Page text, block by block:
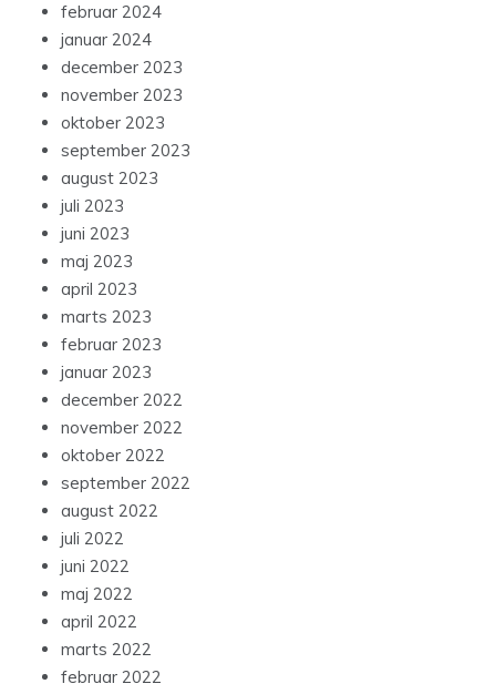
februar 2024
januar 2024
december 2023
november 2023
oktober 2023
september 2023
august 2023
juli 2023
juni 2023
maj 2023
april 2023
marts 2023
februar 2023
januar 2023
december 2022
november 2022
oktober 2022
september 2022
august 2022
juli 2022
juni 2022
maj 2022
april 2022
marts 2022
februar 2022